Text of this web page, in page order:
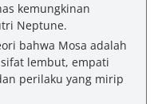
kemungkinan
Neptune.
bahwa Mosa adalah
lembut, empati
perilaku yang mirip